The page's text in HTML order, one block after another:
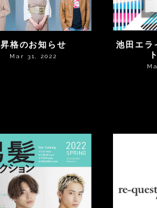
昇格のお知らせ
Mar 31, 2022
池田エラ